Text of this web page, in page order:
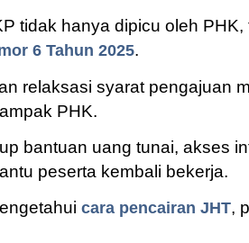
tidak hanya dipicu oleh
6 Tahun 2025.
relaksasi syarat pengajuan
PHK.
bantuan uang tunai, akses
peserta kembali bekerja.
cara pencairan JHT,